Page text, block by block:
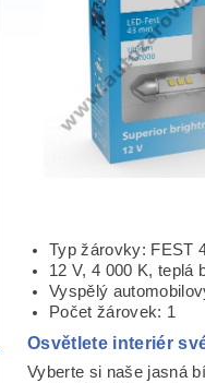
Typ žárovky: FEST
12 V, 4 000 K, teplá
Vyspělý
Počet žárovek: 1
Osvětlete interiér
Vyberte si naše jasná